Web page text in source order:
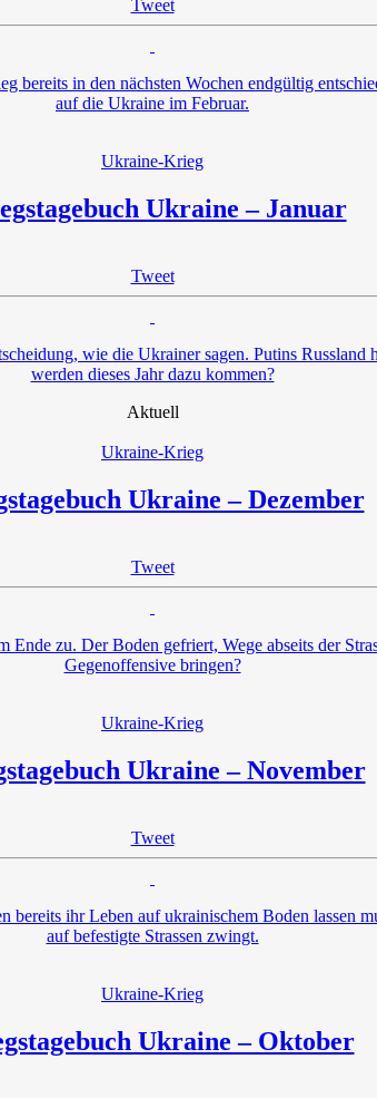
Tweet
bereits in den nächsten Wochen endgültig
auf die Ukraine im Februar.
Ukraine-Krieg
Ukraine – Januar
Tweet
wie die Ukrainer sagen. Putins
werden dieses Jahr dazu kommen?
Aktuell
Ukraine-Krieg
Ukraine – Dezember
Tweet
zu. Der Boden gefriert, Wege abseits der
Gegenoffensive bringen?
Ukraine-Krieg
Ukraine – November
Tweet
ihr Leben auf ukrainischem Boden lassen
auf befestigte Strassen zwingt.
Ukraine-Krieg
Ukraine – Oktober